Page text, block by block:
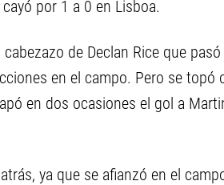
por 1 a 0 en Lisboa.
de Declan Rice que
en el campo. Pero se topó
en dos ocasiones el gol a
ya que se afianzó en el